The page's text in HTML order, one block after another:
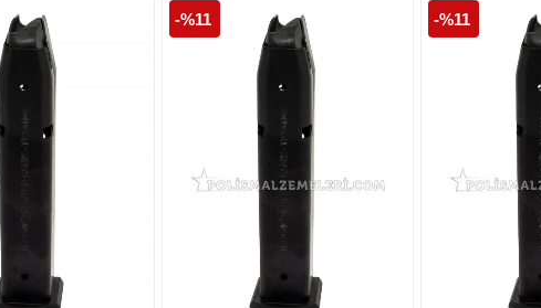
-%11 -%11